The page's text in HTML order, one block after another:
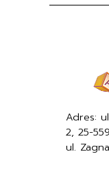
Adres:
2, 25-
ul.